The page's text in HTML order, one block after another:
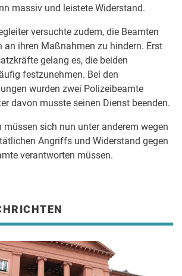
massiv und leistete Widerstand.
versuchte zudem, die Beamten
an ihren Maßnahmen zu hindern. Erst
gelang es, die beiden
festzunehmen. Bei den
wurden zwei Polizeibeamte
davon musste seinen Dienst beenden.
müssen sich nun unter anderem wegen
Angriffs und Widerstand gegen
verantworten müssen.